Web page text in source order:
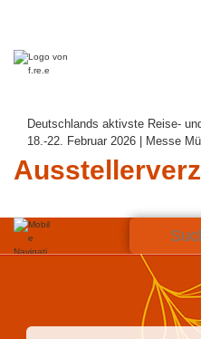
Deutschlands aktivste Reise-
18.-22. Februar 2026 | Messe